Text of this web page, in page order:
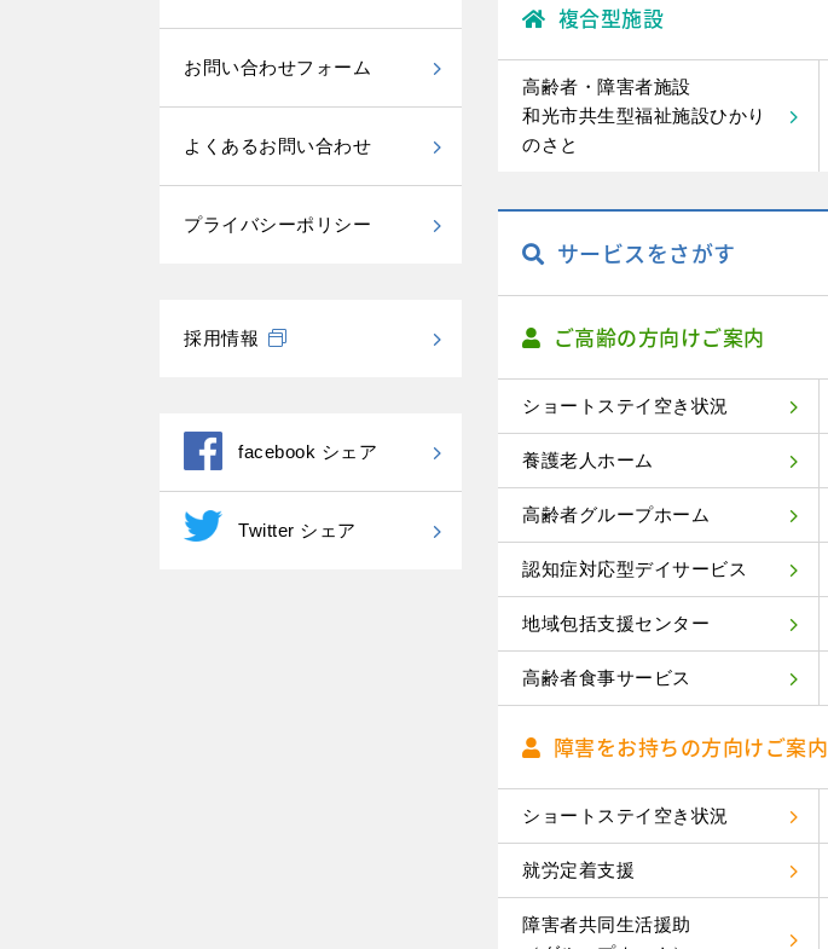
お問い合わせフォーム
よくあるお問い合わせ
プライバシーポリシー
採用情報
facebook シェア
Twitter シェア
複合型施設
高齢者・障害者施設
和光市共生型福祉施設ひかり
のさと
サービスをさがす
ご高齢の方向けご案内
ショートステイ空き状況
養護老人ホーム
高齢者グループホーム
認知症対応型デイサービス
地域包括支援センター
高齢者食事サービス
障害をお持ちの方向けご案内
ショートステイ空き状況
就労定着支援
障害者共同生活援助